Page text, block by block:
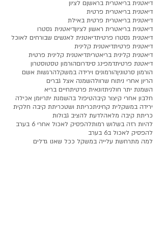
דיאטנית בריאטרית בראשןם לציון
דיאטנית בריאטרית פרטית
דיאטנית בריאטרית פרטית באילת
דיאטנית בריאטרית ראשון לציוןדיאטנית גסטרו
דיאטנית גסטרו פרטיתדיאטנית לאנשים שבורחים לאוכל
דיאטנית פרטיתדיאטנית קלינית
דיאטנית קלינית בריאטריתדיאטנית קלינית פרטית
דיאטנת פרטיתדמפינג סינדרוםהורמון טסטוסטרון
הורמון סרטוניןהורמונים וירידה במשקלהרגשות אשם
הריון אחרי ניתוח שרוולהשמנה אצל גברים
השמנת יתר חולניתזונאית פרטיתחיים בריא
חלבון אחרי קיצור קיבהטיפול בהשמנת יתריומן אכילה
ירידה במשקלית קחיניתכריתת ושטכריתת קיבה חלקית
כריתת קיבה מלאהלדעת להציב גבולות
להיות רזה בשלוש רמותלהפסיק לאכול אחרי 6 בערב
להפסיק לאכול ב6 בערב
למה מתרחשת עלייה במשקל ככל שאנו גדלים